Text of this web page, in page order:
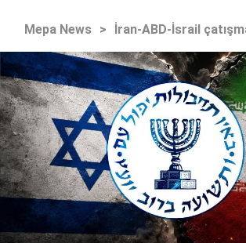
Mepa News > İran-ABD-İsrail